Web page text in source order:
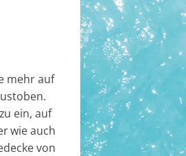
mehr auf
ein, auf
wie auch
von